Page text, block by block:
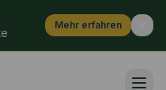
Mehr erfahren